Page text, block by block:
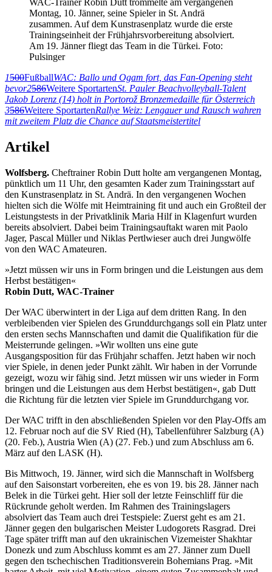
WAC-Trainer Robin Dutt trommelte am vergangenen
Montag, 10. Jänner, seine Spieler in St. Andrä
zusammen. Auf dem Kunstrasenplatz wurde die erste
Trainingseinheit der Frühjahrsvorbereitung absolviert.
Am 19. Jänner fliegt das Team in die Türkei. Foto:
Pulsinger
1500FußballWAC: Ballo und Ogam fort, das Fan-Opening steht
bevor2586Weitere SportartenSt. Pauler Beachvolleyball-Talent
Jakob Lorenz (14) holt in Portorož Bronzemedaille für Österreich
3586Weitere SportartenRallye Weiz: Lengauer und Rausch wahren
mit zweitem Platz die Chance auf Staatsmeistertitel
Artikel
Wolfsberg. Cheftrainer Robin Dutt holte am vergangenen Montag,
pünktlich um 11 Uhr, den gesamten Kader zum Trainingsstart auf
den Kunstrasenplatz in St. Andrä. In den vergangenen Wochen
hielten sich die Wölfe mit Heimtraining fit und auch ein Großteil der
Leistungstests in der Privatklinik Maria Hilf in Klagenfurt wurden
bereits absolviert. Dabei beim Trainingsauftakt waren mit Paolo
Jager, Pascal Müller und Niklas Pertlwieser auch drei Jungwölfe
von den WAC Amateuren.
»Jetzt müssen wir uns in Form bringen und die Leistungen aus dem
Herbst bestätigen«
Robin Dutt, WAC-Trainer
Der WAC überwintert in der Liga auf dem dritten Rang. In den
verbleibenden vier Spielen des Grunddurchgangs soll ein Platz unter
den ersten sechs Mannschaften und damit die Qualifikation für die
Meisterrunde gelingen. »Wir wollten uns eine gute
Ausgangsposition für das Frühjahr schaffen. Jetzt haben wir noch
vier Spiele, in denen jeder Punkt zählt. Wir haben in der Vorrunde
gezeigt, wozu wir fähig sind. Jetzt müssen wir uns wieder in Form
bringen und die Leistungen aus dem Herbst bestätigen«, gab Dutt
die Richtung für die letzten vier Spiele im Grunddurchgang vor.
Der WAC trifft in den abschließenden Spielen vor den Play-Offs am
12. Februar noch auf die SV Ried (H), Tabellenführer Salzburg (A)
(20. Feb.), Austria Wien (A) (27. Feb.) und zum Abschluss am 6.
März auf den LASK (H).
Bis Mittwoch, 19. Jänner, wird sich die Mannschaft in Wolfsberg
auf den Saisonstart vorbereiten, ehe es von 19. bis 28. Jänner nach
Belek in die Türkei geht. Hier soll der letzte Feinschliff für die
Rückrunde geholt werden. Im Rahmen des Trainingslagers
absolviert das Team auch drei Testspiele: Zuerst geht es am 21.
Jänner gegen den bulgarischen Meister Ludogorets Rasgrad. Drei
Tage später trifft man auf den ukrainischen Vizemeister Shakhtar
Donezk und zum Abschluss kommt es am 27. Jänner zum Duell
gegen den tschechischen Traditionsverein Bohemians Prag. »Mit